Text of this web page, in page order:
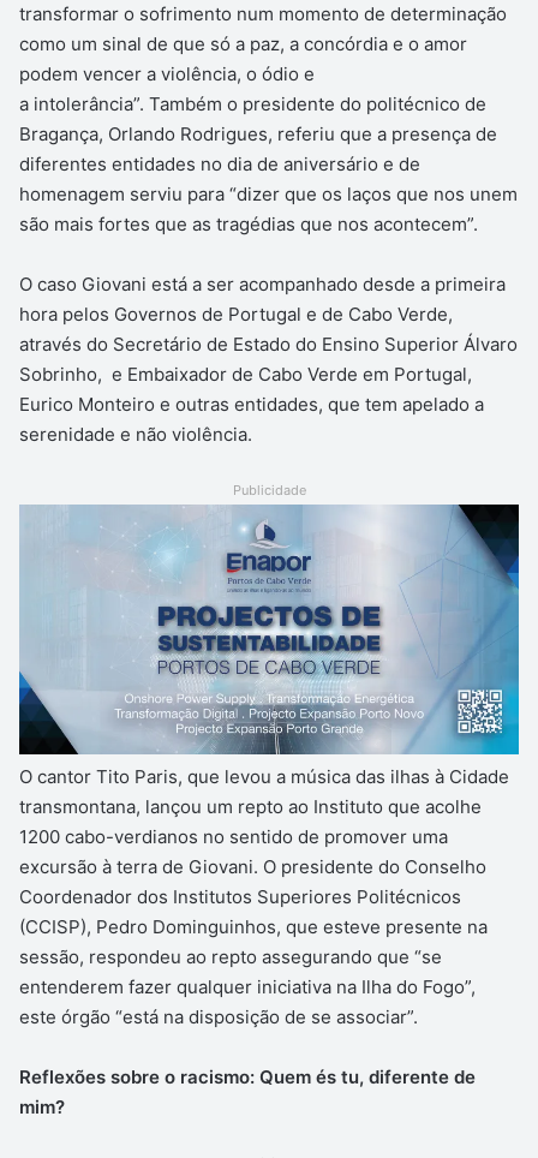
transformar o sofrimento num momento de determinação
como um sinal de que só a paz, a concórdia e o amor
podem vencer a violência, o ódio e
a intolerância”. Também o presidente do politécnico de
Bragança, Orlando Rodrigues, referiu que a presença de
diferentes entidades no dia de aniversário e de
homenagem serviu para “dizer que os laços que nos unem
são mais fortes que as tragédias que nos acontecem”.
O caso Giovani está a ser acompanhado desde a primeira
hora pelos Governos de Portugal e de Cabo Verde,
através do Secretário de Estado do Ensino Superior Álvaro
Sobrinho, e Embaixador de Cabo Verde em Portugal,
Eurico Monteiro e outras entidades, que tem apelado a
serenidade e não violência.
Publicidade
O cantor Tito Paris, que levou a música das ilhas à Cidade
transmontana, lançou um repto ao Instituto que acolhe
1200 cabo-verdianos no sentido de promover uma
excursão à terra de Giovani. O presidente do Conselho
Coordenador dos Institutos Superiores Politécnicos
(CCISP), Pedro Dominguinhos, que esteve presente na
sessão, respondeu ao repto assegurando que “se
entenderem fazer qualquer iniciativa na Ilha do Fogo”,
este órgão “está na disposição de se associar”.
Reflexões sobre o racismo: Quem és tu, diferente de
mim?